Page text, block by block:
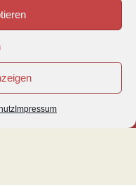
Impressum
unter Tel: 0180-